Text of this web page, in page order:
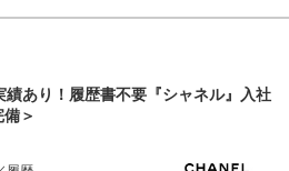
績あり！履歴書不要『シャネル』入社
＞